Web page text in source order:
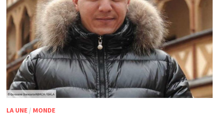
LA UNE/ MONDE